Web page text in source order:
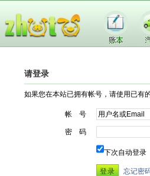
请登录
如果您在本站已拥有帐号，请使用已有
帐 号
密 码
下次自动登录
忘记密